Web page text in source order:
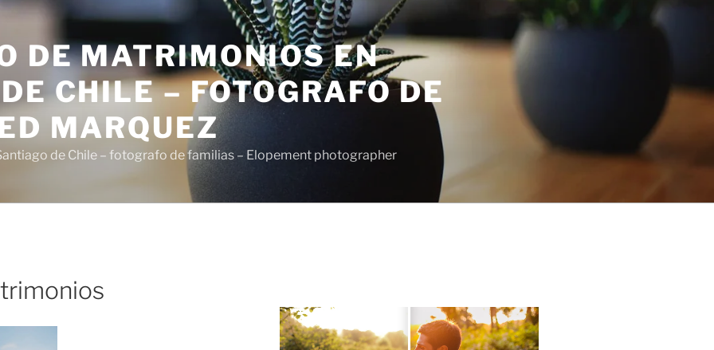
DE MATRIMONIOS EN
CHILE – FOTOGRAFO DE
MARQUEZ
de Chile – fotografo de familias – Elopement photographer